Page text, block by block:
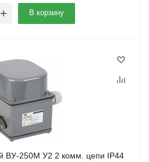
В корзину
ВУ-250М У2 2 комм. цепи IP44